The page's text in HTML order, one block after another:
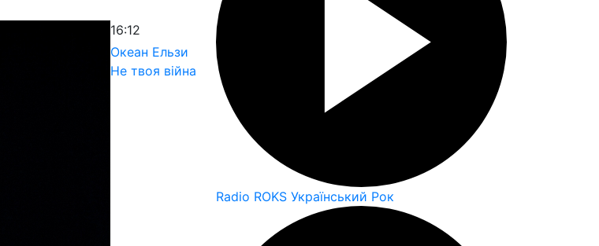
16:12
Океан Ельзи
Не твоя війна
Radio ROKS Український Рок